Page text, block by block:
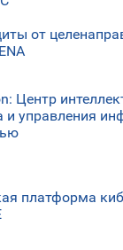
от
Центр
и управления
платформа